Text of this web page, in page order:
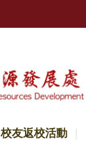
校友返校活動